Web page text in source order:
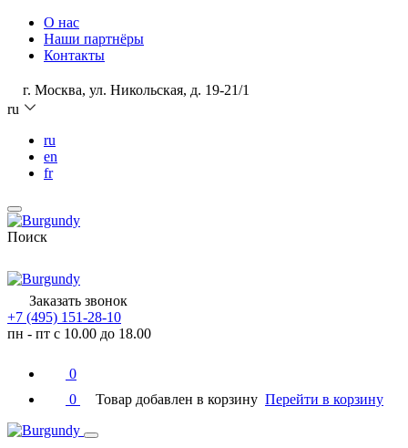
О нас
Наши партнёры
Контакты
г. Москва, ул. Никольская, д. 19-21/1
ru
ru
en
fr
Поиск
Заказать звонок
+7 (495) 151-28-10
пн - пт с 10.00 до 18.00
0
0
Товар добавлен в корзину Перейти в корзину